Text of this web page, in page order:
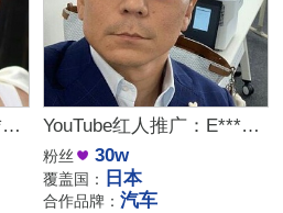
YouTube红人推广：A***y｜菲律宾 美妆 YouTube红人推广：E***か｜日本 汽车
粉丝 30w
覆盖国： 日本
合作品牌：汽车